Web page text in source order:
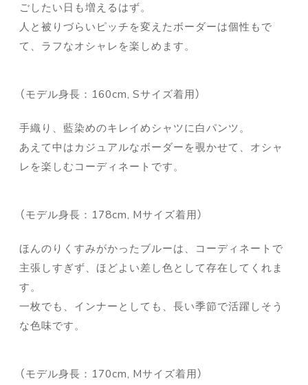
ごしたい日も増えるはず。
人と被りづらいピッチを変えたボーダーは個性もで
て、ラフなオシャレを楽しめます。
（モデル身長：160cm, Sサイズ着用）
手織り、藍染めのキレイめシャツに白パンツ。
あえて中はカジュアルなボーダーを覗かせて、オシャ
レを楽しむコーディネートです。
（モデル身長：178cm, Mサイズ着用）
ほんのりくすみがかったブルーは、コーディネートで
主張しすぎず、ほどよい差し色として存在してくれま
す。
一枚でも、インナーとしても、長い季節で活躍しそう
な色味です。
（モデル身長：170cm, Mサイズ着用）